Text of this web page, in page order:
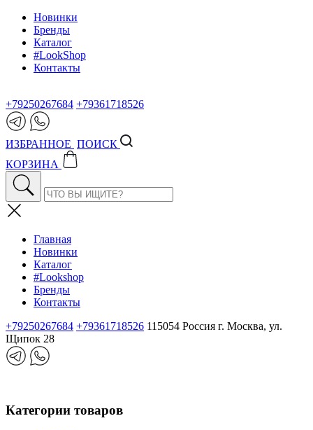
Новинки
Бренды
Каталог
#LookShop
Контакты
+79250267684 +79361718526
ИЗБРАННОЕ ПОИСК
КОРЗИНА
Главная
Новинки
Каталог
#Lookshop
Бренды
Контакты
+79250267684 +79361718526 115054 Россия г. Москва, ул.
Щипок 28
Категории товаров